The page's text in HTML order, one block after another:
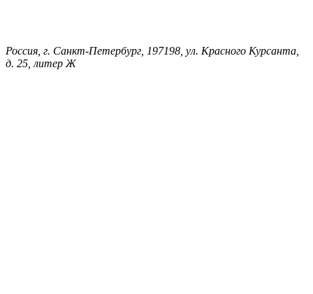
Россия, г. Санкт-Петербург, 197198, ул. Красного Курсанта,
д. 25, литер Ж